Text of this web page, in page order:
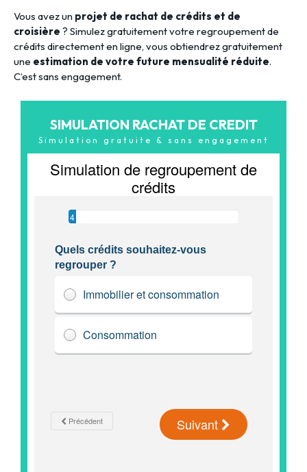
Vous avez un projet de rachat de crédits et de
croisière ? Simulez gratuitement votre regroupement de
crédits directement en ligne, vous obtiendrez gratuitement
une estimation de votre future mensualité réduite.
C’est sans engagement.
SIMULATION RACHAT DE CREDIT
Simulation gratuite & sans engagement